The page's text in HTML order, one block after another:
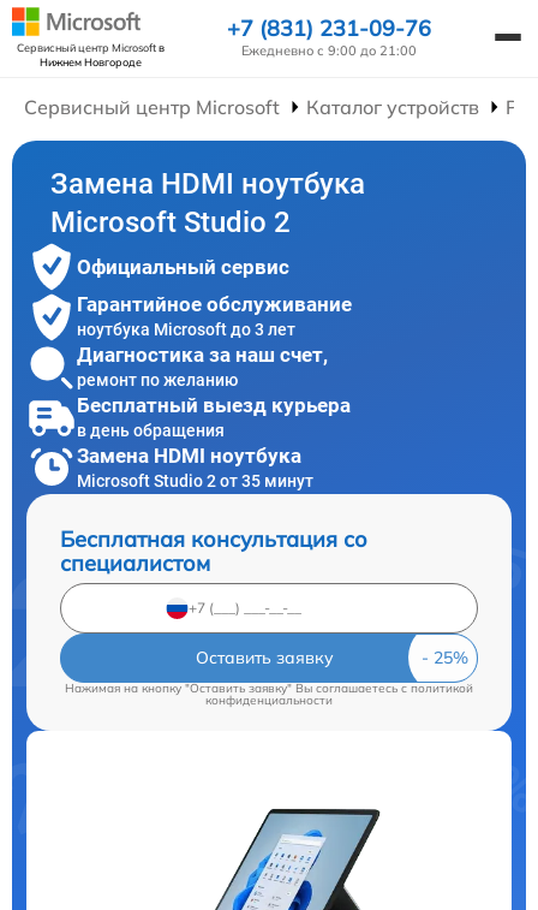
Сервисный центр Microsoftв
Нижнем Новгороде
+7 (831) 231-09-76
Ежедневно с 9:00 до 21:00
Сервисный центр Microsoft Каталог устройств
Замена HDMI ноутбука
Microsoft Studio 2
Официальный сервис
Гарантийное обслуживание
ноутбука Microsoft до 3 лет
Диагностика за наш счет,
ремонт по желанию
Бесплатный выезд курьера
в день обращения
Замена HDMI ноутбука
Microsoft Studio 2 от 35 минут
Бесплатная консультация со
специалистом
Оставить заявку
Нажимая на кнопку "Оставить заявку" Вы соглашаетесь cполитикой
конфиденциальности